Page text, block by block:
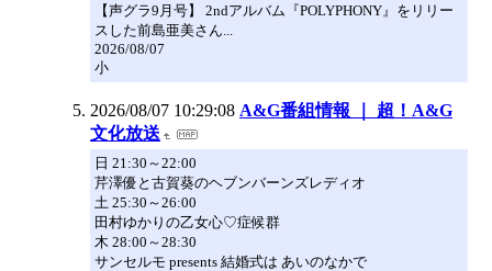
【声グラ9月号】 2ndアルバム『POLYPHONY』をリリー
スした前島亜美さん...
2026/08/07
小
2026/08/07 10:29:08 A&G番組情報 ｜ 超！A&G
文化放送
日 21:30～22:00
芹澤優と古賀葵のヘブンバーンズレディオ
土 25:30～26:00
田村ゆかりの乙女心♡症候群
木 28:00～28:30
サンセルモ presents 結婚式は あいのなかで